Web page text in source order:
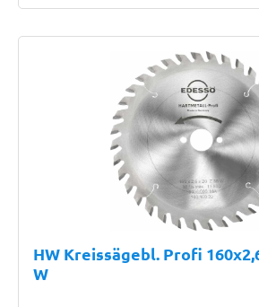
HW Kreissägebl. Profi
W